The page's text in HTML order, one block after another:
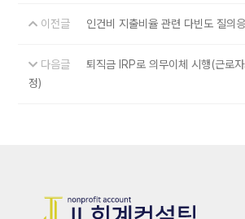
이전글 인건비 지출비율 관련 다빈도 질의
다음글
퇴직금 IRP로 의무이체 시행(근로
정)